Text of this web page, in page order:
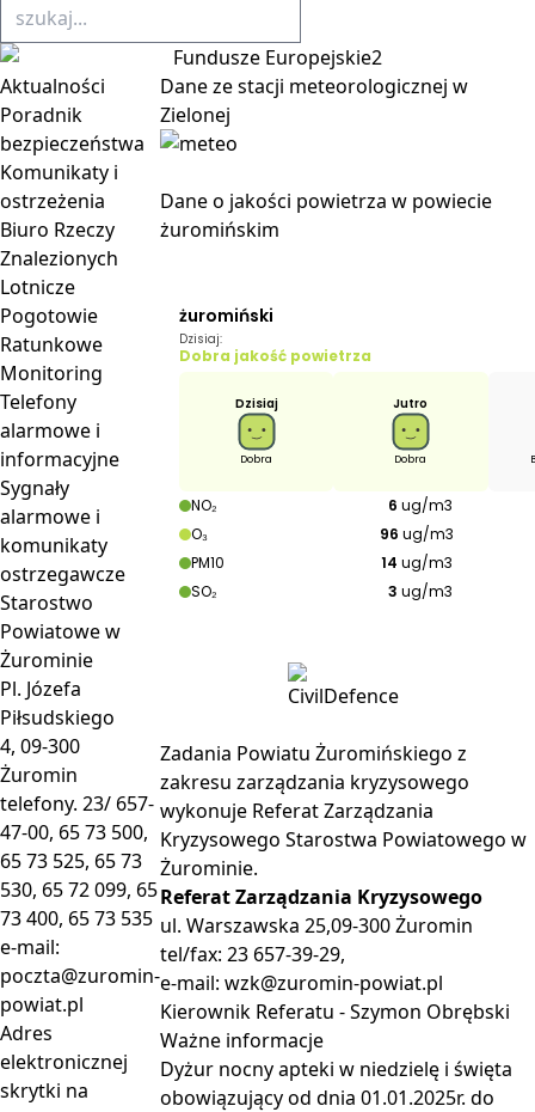
Dane ze stacji meteorologicznej w
Zielonej
Dane o jakości powietrza w powiecie
żuromińskim
Zadania Powiatu Żuromińskiego z
zakresu zarządzania kryzysowego
wykonuje Referat Zarządzania
Kryzysowego Starostwa Powiatowego w
Żurominie.
Referat Zarządzania Kryzysowego
ul. Warszawska 25,09-300 Żuromin
tel/fax: 23 657-39-29,
e-mail:wzk@zuromin-powiat.pl
Kierownik Referatu - Szymon Obrębski
Ważne informacje
Dyżur nocny apteki w niedzielę i święta
obowiązujący od dnia 01.01.2025r. do
Aktualności
Poradnik
bezpieczeństwa
Komunikaty i
ostrzeżenia
Biuro Rzeczy
Znalezionych
Lotnicze
Pogotowie
Ratunkowe
Monitoring
Telefony
alarmowe i
informacyjne
Sygnały
alarmowe i
komunikaty
ostrzegawcze
Starostwo
Powiatowe w
Żurominie
Pl. Józefa
Piłsudskiego
4, 09-300
Żuromin
telefony. 23/ 657-
47-00, 65 73 500,
65 73 525, 65 73
530, 65 72 099, 65
73 400, 65 73 535
e-mail:
poczta@zuromin-
powiat.pl
Adres
elektronicznej
skrytki na